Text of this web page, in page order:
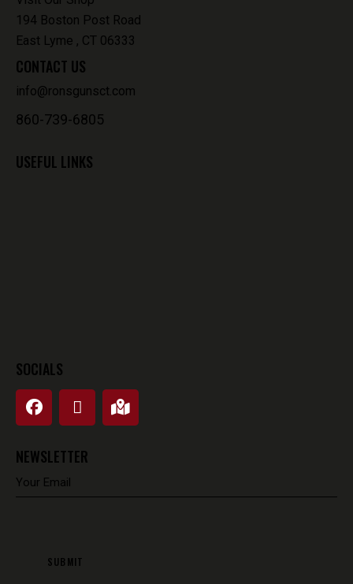
194 Boston Post Road
East Lyme , CT 06333
CONTACT US
info@ronsgunsct.com
860-739-6805
USEFUL LINKS
SOCIALS
NEWSLETTER